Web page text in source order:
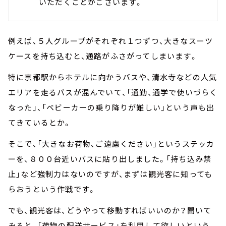
例えば、５人グループがそれぞれ１つずつ、大きなスーツ
ケースを持ち込むと、通路がふさがってしまいます。
特に京都駅からホテルに向かうバスや、清水寺などの人気
エリアを走るバスが混んでいて、「通勤、通学で使いづらく
なった」、「ベビーカーの乗り降りが難しい」という声も出
てきているとか。
そこで、「大きなお荷物、ご遠慮ください」というステッカ
ーを、８００台近いバスに貼り出しました。「持ち込み禁
止」など強制力はないのですが、まずは観光客に知っても
らおうという作戦です。
でも、観光客は、どうやって移動すればいいのか？聞いて